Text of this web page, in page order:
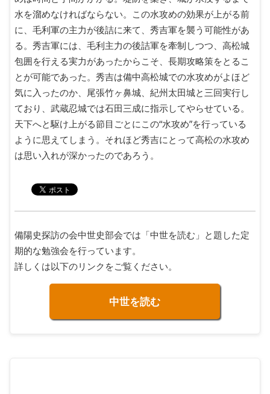
水を溜めなければならない。この水攻めの効果が上がる前
に、毛利軍の主力が後詰に来て、秀吉軍を襲う可能性があ
る。秀吉軍には、毛利主力の後詰軍を牽制しつつ、高松城
包囲を行える実力があったからこそ、長期攻略策をとるこ
とが可能であった。秀吉は備中高松城での水攻めがよほど
気に入ったのか、尾張竹ヶ鼻城、紀州太田城と三回実行し
ており、武蔵忍城では石田三成に指示してやらせている。
天下へと駆け上がる節目ごとにこの“水攻め”を行っている
ように思えてしまう。それほど秀吉にとって高松の水攻め
は思い入れが深かったのであろう。
備陽史探訪の会中世史部会では「中世を読む」と題した定
期的な勉強会を行っています。
詳しくは以下のリンクをご覧ください。
中世を読む